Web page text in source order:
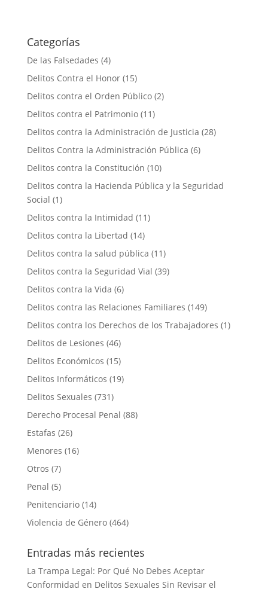
Categorías
De las Falsedades (4)
Delitos Contra el Honor(15)
Delitos contra el Orden Público(2)
Delitos contra el Patrimonio(11)
Delitos contra la Administración de Justicia (28)
Delitos Contra la Administración Pública (6)
Delitos contra la Constitución (10)
Delitos contra la Hacienda Pública y la Seguridad
Social (1)
Delitos contra la Intimidad (11)
Delitos contra la Libertad (14)
Delitos contra la salud pública (11)
Delitos contra la Seguridad Vial (39)
Delitos contra la Vida (6)
Delitos contra las Relaciones Familiares (149)
Delitos contra los Derechos de los Trabajadores (1)
Delitos de Lesiones (46)
Delitos Económicos (15)
Delitos Informáticos (19)
Delitos Sexuales (731)
Derecho Procesal Penal (88)
Estafas (26)
Menores (16)
Otros (7)
Penal (5)
Penitenciario(14)
Violencia de Género(464)
Entradas más recientes
La Trampa Legal: Por Qué No Debes Aceptar
Conformidad en Delitos Sexuales Sin Revisar el